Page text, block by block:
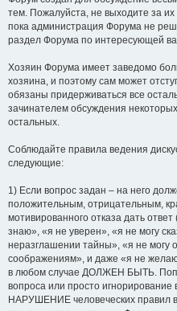
тем. Пожалуйста, не выходите за
пока администрация Форума не
раздел Форума по интересующей
Хозяин Форума имеет заведомо
хозяина, и поэтому сам может
обязаны придерживаться все
зачинателем обсуждения
остальных.
Соблюдайте правила ведения
следующие:
1) Если вопрос задан – на него
положительным, отрицательным,
мотивированного отказа дать
знаю», «я не уверен», «я не могу
неразглашении тайны», «я не могу
соображениям», и даже «я не желаю
в любом случае ДОЛЖЕН БЫТЬ.
вопроса или просто игнорирование
НАРУШЕНИЕ человеческих правил